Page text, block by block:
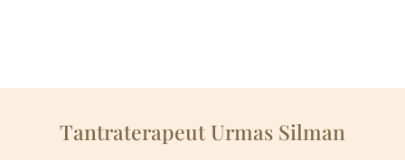
Tantraterapeut Urmas Silman